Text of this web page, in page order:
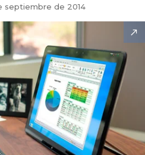
septiembre de 2014